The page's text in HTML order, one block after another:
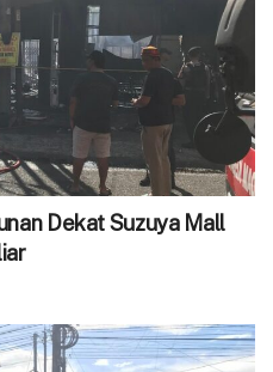
Dekat Suzuya Mall